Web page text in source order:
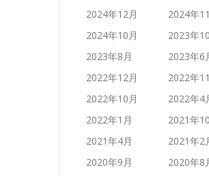
2024年12月
2024年
2024年10月
2023年
2023年8月
2023年6
2022年12月
2022年
2022年10月
2022年4
2022年1月
2021年
2021年4月
2021年2
2020年9月
2020年8